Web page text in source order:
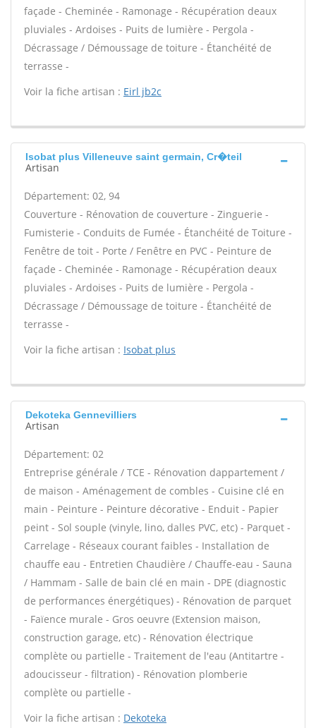
façade - Cheminée - Ramonage - Récupération deaux
pluviales - Ardoises - Puits de lumière - Pergola -
Décrassage / Démoussage de toiture - Étanchéité de
terrasse -
Voir la fiche artisan : Eirl jb2c
Isobat plus Villeneuve saint germain, Cr�teil
Artisan
Département: 02, 94
Couverture - Rénovation de couverture - Zinguerie -
Fumisterie - Conduits de Fumée - Étanchéité de Toiture -
Fenêtre de toit - Porte / Fenêtre en PVC - Peinture de
façade - Cheminée - Ramonage - Récupération deaux
pluviales - Ardoises - Puits de lumière - Pergola -
Décrassage / Démoussage de toiture - Étanchéité de
terrasse -
Voir la fiche artisan : Isobat plus
Dekoteka Gennevilliers
Artisan
Département: 02
Entreprise générale / TCE - Rénovation dappartement /
de maison - Aménagement de combles - Cuisine clé en
main - Peinture - Peinture décorative - Enduit - Papier
peint - Sol souple (vinyle, lino, dalles PVC, etc) - Parquet -
Carrelage - Réseaux courant faibles - Installation de
chauffe eau - Entretien Chaudière / Chauffe-eau - Sauna
/ Hammam - Salle de bain clé en main - DPE (diagnostic
de performances énergétiques) - Rénovation de parquet
- Faïence murale - Gros oeuvre (Extension maison,
construction garage, etc) - Rénovation électrique
complète ou partielle - Traitement de l'eau (Antitartre -
adoucisseur - filtration) - Rénovation plomberie
complète ou partielle -
Voir la fiche artisan : Dekoteka